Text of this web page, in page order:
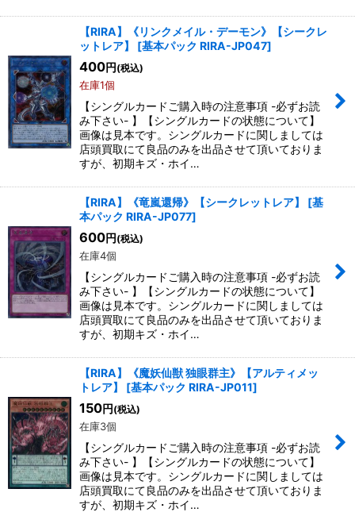
【RIRA】《リンクメイル・デーモン》【シークレ
ットレア】
[基本パック RIRA-JP047]
400円 (税込)
在庫1個
【シングルカードご購入時の注意事項 -必ずお読
み下さい- 】【シングルカードの状態について】
画像は見本です。シングルカードに関しましては
店頭買取にて良品のみを出品させて頂いておりま
すが、初期キズ・ホイ…
【RIRA】《竜嵐還帰》【シークレットレア】 [基
本パック RIRA-JP077]
600円 (税込)
在庫4個
【シングルカードご購入時の注意事項 -必ずお読
み下さい- 】【シングルカードの状態について】
画像は見本です。シングルカードに関しましては
店頭買取にて良品のみを出品させて頂いておりま
すが、初期キズ・ホイ…
【RIRA】《魔妖仙獣 独眼群主》【アルティメッ
トレア】
[基本パック RIRA-JP011]
150円 (税込)
在庫3個
【シングルカードご購入時の注意事項 -必ずお読
み下さい- 】【シングルカードの状態について】
画像は見本です。シングルカードに関しましては
店頭買取にて良品のみを出品させて頂いておりま
すが、初期キズ・ホイ…